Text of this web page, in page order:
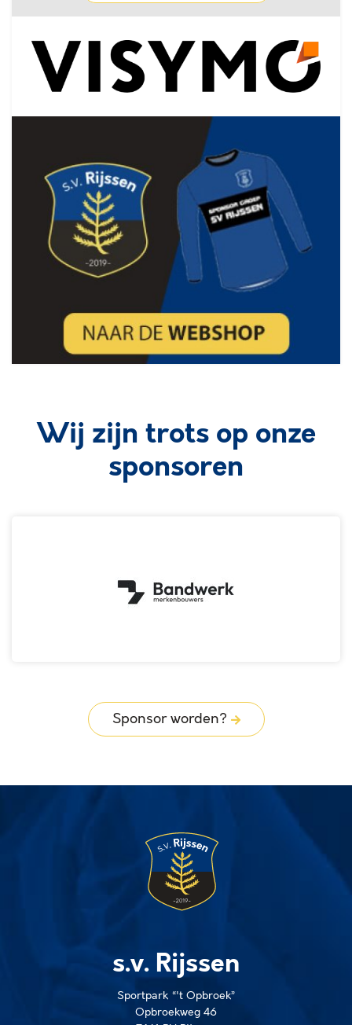
Wij zijn trots op onze
sponsoren
Sponsor worden?
s.v. Rijssen
Sportpark “'t Opbroek”
Opbroekweg 46